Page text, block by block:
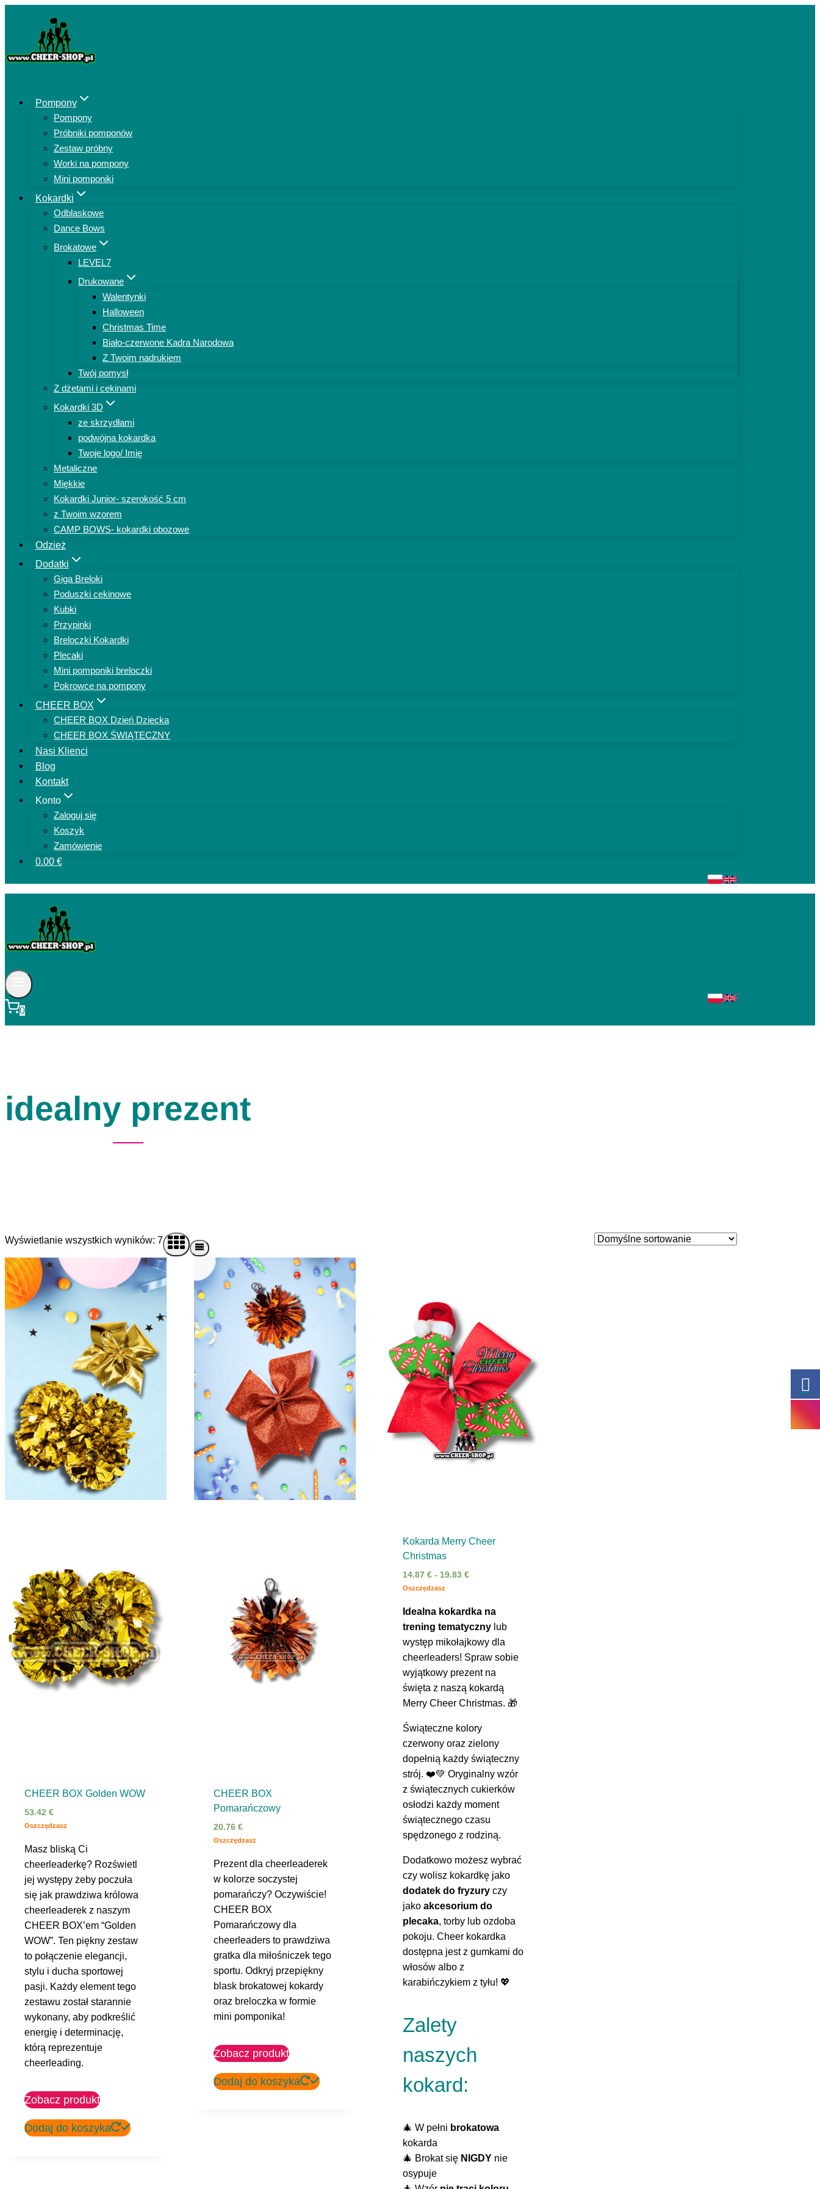
Pompony
Pompony
Próbniki pomponów
Zestaw próbny
Worki na pompony
Mini pomponiki
Kokardki
Odblaskowe
Dance Bows
Brokatowe
LEVEL7
Drukowane
Walentynki
Halloween
Christmas Time
Biało-czerwone Kadra Narodowa
Z Twoim nadrukiem
Twój pomysł
Z dżetami i cekinami
Kokardki 3D
ze skrzydłami
podwójna kokardka
Twoje logo/ Imię
Metaliczne
Miękkie
Kokardki Junior- szerokość 5 cm
z Twoim wzorem
CAMP BOWS- kokardki obozowe
Odzież
Dodatki
Giga Breloki
Poduszki cekinowe
Kubki
Przypinki
Breloczki Kokardki
Plecaki
Mini pomponiki breloczki
Pokrowce na pompony
CHEER BOX
CHEER BOX Dzień Dziecka
CHEER BOX ŚWIĄTECZNY
Nasi Klienci
Blog
Kontakt
Konto
Zaloguj się
Koszyk
Zamówienie
0.00 €
0
idealny prezent
Wyświetlanie wszystkich wyników: 7
CHEER BOX Golden WOW
53.42 €
Oszczędzasz
Masz bliską Ci
cheerleaderkę? Rozświetl
jej występy żeby poczuła
się jak prawdziwa królowa
cheerleaderek z naszym
CHEER BOX’em “Golden
WOW”. Ten piękny zestaw
to połączenie elegancji,
stylu i ducha sportowej
pasji. Każdy element tego
zestawu został starannie
wykonany, aby podkreślić
energię i determinację,
którą reprezentuje
cheerleading.
Zobacz produkt
Dodaj do koszyka
CHEER BOX
Pomarańczowy
20.76€
Oszczędzasz
Prezent dla cheerleaderek
w kolorze soczystej
pomarańczy? Oczywiście!
CHEER BOX
Pomarańczowy dla
cheerleaders to prawdziwa
gratka dla miłośniczek tego
sportu. Odkryj przepiękny
blask brokatowej kokardy
oraz breloczka w formie
mini pomponika!
Zobacz produkt
Dodaj do koszyka
Kokarda Merry Cheer
Christmas
14.87€ - 19.83€
Oszczędzasz
Idealna kokardka na
trening tematyczny lub
występ mikołajkowy dla
cheerleaders! Spraw sobie
wyjątkowy prezent na
święta z naszą kokardą
Merry Cheer Christmas. 🎁
Świąteczne kolory
czerwony oraz zielony
dopełnią każdy świąteczny
strój. ❤️💚 Oryginalny wzór
z świątecznych cukierków
osłodzi każdy moment
świątecznego czasu
spędzonego z rodziną.
Dodatkowo możesz wybrać
czy wolisz kokardkę jako
dodatek do fryzury czy
jakoakcesorium do
plecaka, torby lub ozdoba
pokoju. Cheer kokardka
dostępna jest z gumkami do
włosów albo z
karabińczykiem z tyłu! 💖
Zalety
naszych
kokard:
🎄 W pełni brokatowa
kokarda
🎄 Brokat się NIGDY nie
osypuje